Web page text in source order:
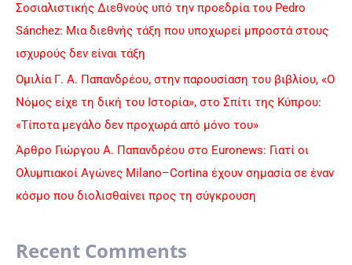
Σοσιαλιστικής Διεθνούς υπό την προεδρία του Pedro
Sánchez: Μια διεθνής τάξη που υποχωρεί μπροστά στους
ισχυρούς δεν είναι τάξη
Ομιλία Γ. Α. Παπανδρέου, στην παρουσίαση του βιβλίου, «Ο
Νόμος είχε τη δική του Ιστορία», στο Σπίτι της Κύπρου:
«Τίποτα μεγάλο δεν προχωρά από μόνο του»
Άρθρο Γιώργου Α. Παπανδρέου στο Euronews: Γιατί οι
Ολυμπιακοί Αγώνες Milano–Cortina έχουν σημασία σε έναν
κόσμο που διολισθαίνει προς τη σύγκρουση
Recent Comments